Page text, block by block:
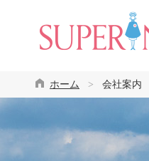
ホーム > 会社案内